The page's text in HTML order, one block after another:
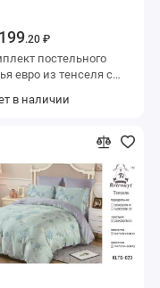
.20 ₽
постельного
с
70х70 2 шт
в наличии